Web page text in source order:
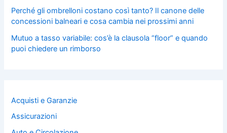
Perché gli ombrelloni costano così tanto? Il canone delle
concessioni balneari e cosa cambia nei prossimi anni
Mutuo a tasso variabile: cos’è la clausola “floor” e quando
puoi chiedere un rimborso
Acquisti e Garanzie
Assicurazioni